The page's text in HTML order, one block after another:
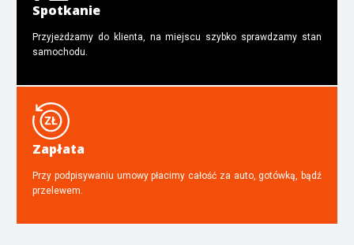
Spotkanie
Przyjeżdżamy do klienta, na miejscu szybko sprawdzamy stan
samochodu.
Zapłata
Przy podpisywaniu umowy płacimy całość za auto, gotówką, bądź
przelewem.